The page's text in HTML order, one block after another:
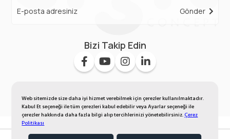
Web sitemizde size daha iyi hizmet verebilmek için çerezler kullanılmaktadır.
Kabul Et seçeneği ile tüm çerezleri kabul edebilir veya Ayarlar seçeneği ile
çerezler hakkında daha fazla bilgi alıp tercihlerinizi yönetebilirsiniz.Çerez
Politikası
Gönder
Bizi Takip Edin